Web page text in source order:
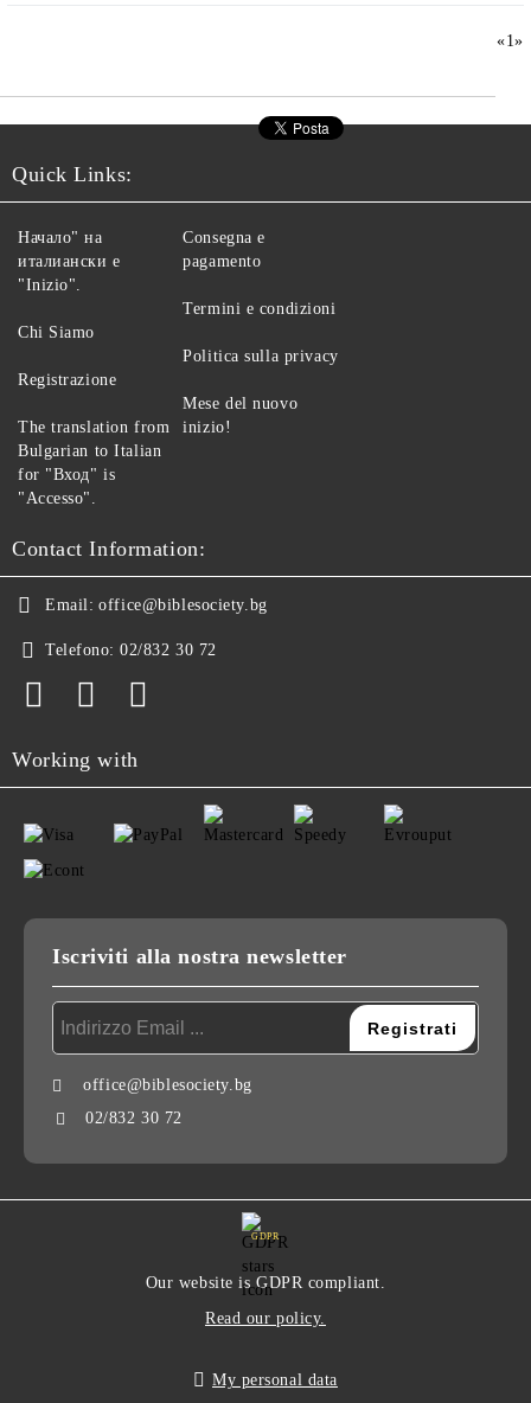
«1»
Quick Links:
Начало" на
италиански е
"Inizio".
Chi Siamo
Registrazione
The translation from
Bulgarian to Italian
for "Вход" is
"Accesso".
Consegna e
pagamento
Termini e condizioni
Politica sulla privacy
Mese del nuovo
inizio!
Contact Information:
Email: office@biblesociety.bg
Telefono: 02/832 30 72
Working with
Iscriviti alla nostra newsletter
office@biblesociety.bg
02/832 30 72
GDPR
Our website is GDPR compliant.
Read our policy.
My personal data